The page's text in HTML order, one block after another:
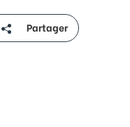
Partager